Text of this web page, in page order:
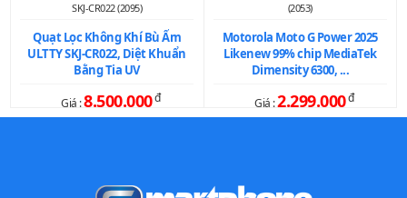
SKJ-CR022 (2095)
Quạt Lọc Không Khí Bù Ẩm
ULTTY SKJ-CR022, Diệt Khuẩn
Bằng Tia UV
Giá :8.500.000đ
(2053)
Motorola Moto G Power 2025
Likenew 99% chip MediaTek
Dimensity 6300, ...
Giá :2.299.000đ